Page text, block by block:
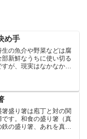
め手
の魚介や野菜などは腐
新鮮なうちに使い切る
が、現実はなかなかそ
思います。真空ではほ
ので、繁...
盛り箸は庖丁と対の関
す。和食の盛り箸（真
の盛り箸、あれを真菜